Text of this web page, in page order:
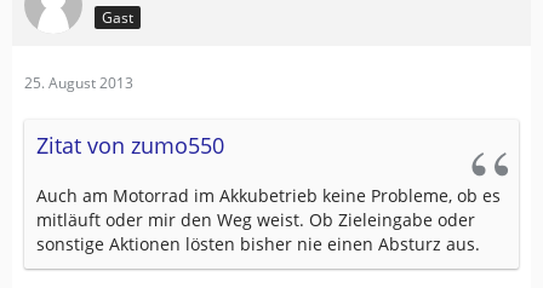
Gast
25. August 2013
Zitat von zumo550
Auch am Motorrad im Akkubetrieb keine Probleme, ob es
mitläuft oder mir den Weg weist. Ob Zieleingabe oder
sonstige Aktionen lösten bisher nie einen Absturz aus.